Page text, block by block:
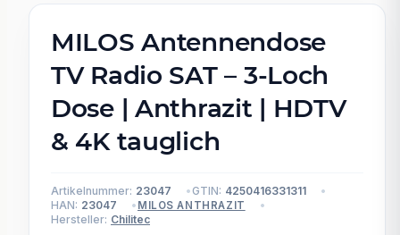
MILOS Antennendose
TV Radio SAT – 3-Loch
Dose | Anthrazit | HDTV
& 4K tauglich
Artikelnummer: 23047 GTIN: 4250416331311
HAN: 23047 MILOS ANTHRAZIT
Hersteller: Chilitec